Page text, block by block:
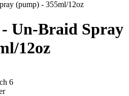
Un-Braid Spray
12oz
6